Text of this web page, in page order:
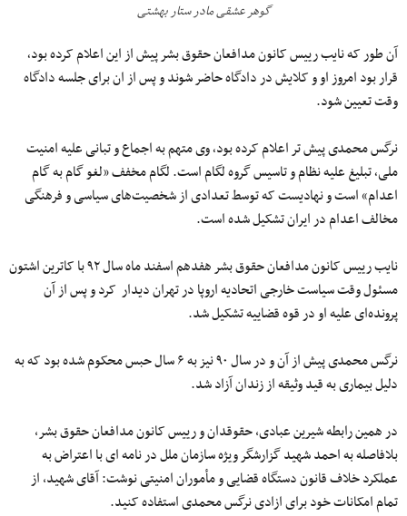
گوهر عشقی مادر ستار بهشتی
آن طور که نایب رییس کانون مدافعان حقوق بشر پیش از این اعلام کرده بود٬
‌قرار بود امروز او و کلایش در دادگاه حاضر شوند و پس از ان برای جلسه دادگاه
وقت تعیین شود.
نرگس محمدی پیش تر اعلام کرده بود٬ ‌وی متهم به اجماع و تبانی علیه امنیت
ملی٬ تبلیغ علیه نظام و تاسیس گروه لگام است. لگام مخفف «لغو گام به گام
اعدام» است و نهادیست که توسط تعدادی از شخصیت‌های سیاسی و فرهنگی
مخالف اعدام در ایران تشکیل شده است.
نایب رییس کانون مدافعان حقوق بشر هفدهم اسفند ماه سال ۹۲ با کاترین اشتون
مسئول وقت سیاست خارجی اتحادیه اروپا در تهران دیدار کرد و پس از آن
پرونده‌ای علیه او در قوه قضاییه تشکیل شد.
نرگس محمدی پیش از آن و در سال ۹۰ نیز به ۶ سال حبس محکوم شده بود که به
دلیل بیماری به قید وثیقه از زندان آزاد شد.
در همین رابطه شیرین عبادی، حقوقدان و رییس کانون مدافعان حقوق بشر،
بلافاصله به احمد شهید گزارشگر ویژه سازمان ملل در نامه ای با اعتراض به
عملکرد خلاف قانون دستگاه قضایی و مأموران امنیتی نوشت: آقای شهید، از
تمام امکانات خود برای ازادی نرگس محمدی استفاده کنید.